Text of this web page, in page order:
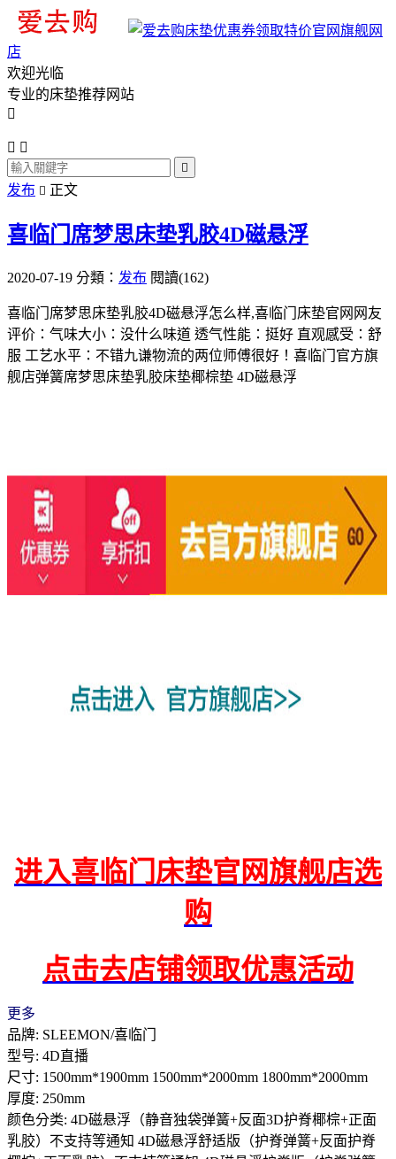
旗舰网
店
欢迎光临
专业的床垫推荐网站

 

发布  正文
喜临门席梦思床垫乳胶4D磁悬浮
2020-07-19 分類： 发布 閱讀(162)
喜临门席梦思床垫乳胶4D磁悬浮怎么样,喜临门床垫官网网友
评价：气味大小：没什么味道 透气性能：挺好 直观感受：舒
服 工艺水平：不错九谦物流的两位师傅很好！喜临门官方旗
舰店弹簧席梦思床垫乳胶床垫椰棕垫 4D磁悬浮
进入喜临门床垫官网旗舰店选
购
点击去店铺领取优惠活动
更多
品牌: SLEEMON/喜临门
型号: 4D直播
尺寸: 1500mm*1900mm 1500mm*2000mm 1800mm*2000mm
厚度: 250mm
颜色分类: 4D磁悬浮（静音独袋弹簧+反面3D护脊椰棕+正面
乳胶）不支持等通知 4D磁悬浮舒适版（护脊弹簧+反面护脊